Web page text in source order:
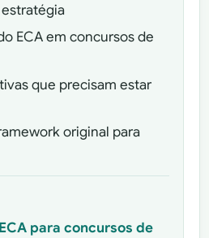
ECA em concursos de
que precisam estar
original para
para concursos de